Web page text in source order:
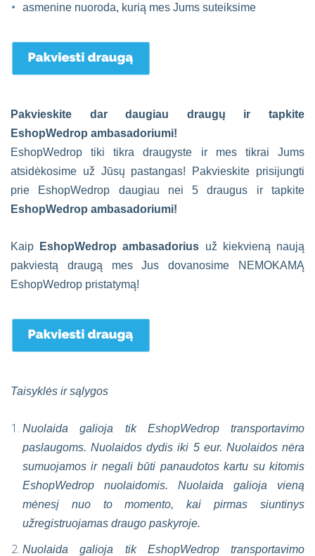
asmenine nuoroda, kurią mes Jums suteiksime
Pakvieskite dar daugiau draugų ir tapkite
EshopWedrop ambasadoriumi!
EshopWedrop tiki tikra draugyste ir mes tikrai Jums
atsidėkosime už Jūsų pastangas! Pakvieskite prisijungti
prie EshopWedrop daugiau nei 5 draugus ir tapkite
EshopWedrop ambasadoriumi!
Kaip EshopWedrop ambasadorius už kiekvieną naują
pakviestą draugą mes Jus dovanosime NEMOKAMĄ
EshopWedrop pristatymą!
Taisyklės ir sąlygos
Nuolaida galioja tik EshopWedrop transportavimo
paslaugoms. Nuolaidos dydis iki 5 eur. Nuolaidos nėra
sumuojamos ir negali būti panaudotos kartu su kitomis
EshopWedrop nuolaidomis. Nuolaida galioja vieną
mėnesį nuo to momento, kai pirmas siuntinys
užregistruojamas draugo paskyroje.
Nuolaida galioja tik EshopWedrop transportavimo